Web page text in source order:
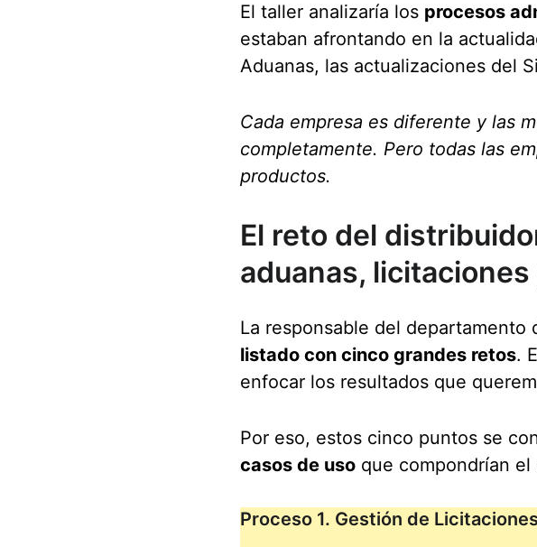
El taller analizaría los procesos
estaban afrontando en la
Aduanas, las actualizaciones del
Cada empresa es diferente y las
completamente. Pero todas las
productos.
El reto del
aduanas,
La responsable del departamento
listado con cinco grandes retos.
enfocar los resultados que
Por eso, estos cinco puntos se
casos de uso que compondrían
Proceso 1. Gestión de